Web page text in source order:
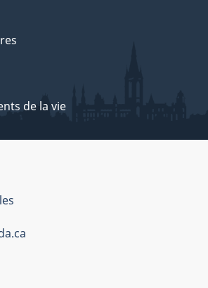
de la vie